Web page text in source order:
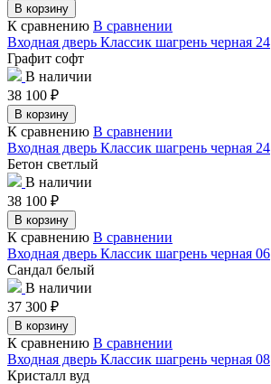
В корзину
К сравнению В сравнении
Входная дверь Классик шагрень черная 24
Графит софт
В наличии
38 100 ₽
В корзину
К сравнению В сравнении
Входная дверь Классик шагрень черная 24
Бетон светлый
В наличии
38 100 ₽
В корзину
К сравнению В сравнении
Входная дверь Классик шагрень черная 06
Сандал белый
В наличии
37 300 ₽
В корзину
К сравнению В сравнении
Входная дверь Классик шагрень черная 08
Кристалл вуд